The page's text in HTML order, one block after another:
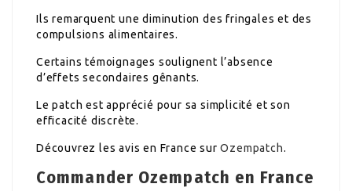
Ils remarquent une diminution des fringales et des
compulsions alimentaires.
Certains témoignages soulignent l’absence
d’effets secondaires gênants.
Le patch est apprécié pour sa simplicité et son
efficacité discrète.
Découvrez les avis en France surOzempatch.
Commander Ozempatch en France